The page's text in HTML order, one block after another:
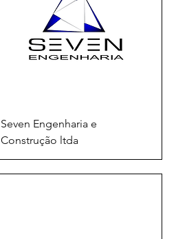
Seven Engenharia e
Construção ltda